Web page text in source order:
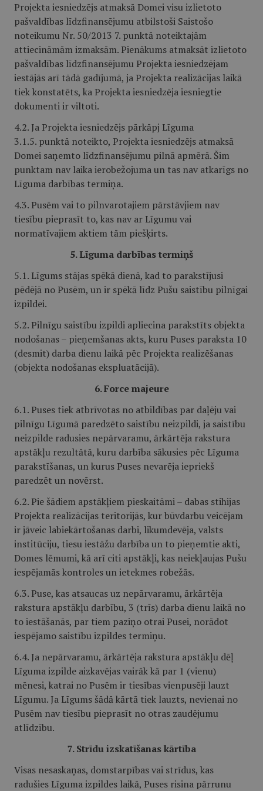
Projekta iesniedzējs atmaksā Domei visu izlietoto
pašvaldības līdzfinansējumu atbilstoši Saistošo
noteikumu Nr. 50/2013 7. punktā noteiktajām
attiecināmām izmaksām. Pienākums atmaksāt izlietoto
pašvaldības līdzfinansējumu Projekta iesniedzējam
iestājās arī tādā gadījumā, ja Projekta realizācijas laikā
tiek konstatēts, ka Projekta iesniedzēja iesniegtie
dokumenti ir viltoti.
4.2. Ja Projekta iesniedzējs pārkāpj Līguma
3.1.5. punktā noteikto, Projekta iesniedzējs atmaksā
Domei saņemto līdzfinansējumu pilnā apmērā. Šim
punktam nav laika ierobežojuma un tas nav atkarīgs no
Līguma darbības termiņa.
4.3. Pusēm vai to pilnvarotajiem pārstāvjiem nav
tiesību pieprasīt to, kas nav ar Līgumu vai
normatīvajiem aktiem tām piešķirts.
5. Līguma darbības termiņš
5.1. Līgums stājas spēkā dienā, kad to parakstījusi
pēdējā no Pusēm, un ir spēkā līdz Pušu saistību pilnīgai
izpildei.
5.2. Pilnīgu saistību izpildi apliecina parakstīts objekta
nodošanas – pieņemšanas akts, kuru Puses paraksta 10
(desmit) darba dienu laikā pēc Projekta realizēšanas
(objekta nodošanas ekspluatācijā).
6. Force majeure
6.1. Puses tiek atbrīvotas no atbildības par daļēju vai
pilnīgu Līgumā paredzēto saistību neizpildi, ja saistību
neizpilde radusies nepārvaramu, ārkārtēja rakstura
apstākļu rezultātā, kuru darbība sākusies pēc Līguma
parakstīšanas, un kurus Puses nevarēja iepriekš
paredzēt un novērst.
6.2. Pie šādiem apstākļiem pieskaitāmi – dabas stihijas
Projekta realizācijas teritorijās, kur būvdarbu veicējam
ir jāveic labiekārtošanas darbi, likumdevēja, valsts
institūciju, tiesu iestāžu darbība un to pieņemtie akti,
Domes lēmumi, kā arī citi apstākļi, kas neiekļaujas Pušu
iespējamās kontroles un ietekmes robežās.
6.3. Puse, kas atsaucas uz nepārvaramu, ārkārtēja
rakstura apstākļu darbību, 3 (trīs) darba dienu laikā no
to iestāšanās, par tiem paziņo otrai Pusei, norādot
iespējamo saistību izpildes termiņu.
6.4. Ja nepārvaramu, ārkārtēja rakstura apstākļu dēļ
Līguma izpilde aizkavējas vairāk kā par 1 (vienu)
mēnesi, katrai no Pusēm ir tiesības vienpusēji lauzt
Līgumu. Ja Līgums šādā kārtā tiek lauzts, nevienai no
Pusēm nav tiesību pieprasīt no otras zaudējumu
atlīdzību.
7. Strīdu izskatīšanas kārtība
Visas nesaskaņas, domstarpības vai strīdus, kas
radušies Līguma izpildes laikā, Puses risina pārrunu